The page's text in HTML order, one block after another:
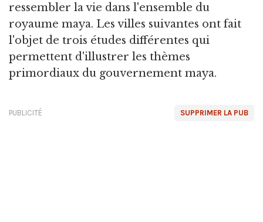
ressembler la vie dans l'ensemble du
royaume maya. Les villes suivantes ont fait
l'objet de trois études différentes qui
permettent d'illustrer les thèmes
primordiaux du gouvernement maya.
SUPPRIMER LA PUB
PUBLICITÉ